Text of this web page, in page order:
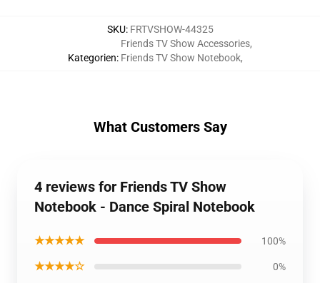
SKU: FRTVSHOW-44325
Kategorien:
Friends TV Show Accessories,
Friends TV Show Notebook,
What Customers Say
4 reviews for Friends TV Show
Notebook - Dance Spiral Notebook
★★★★★ 100%
★★★★☆ 0%